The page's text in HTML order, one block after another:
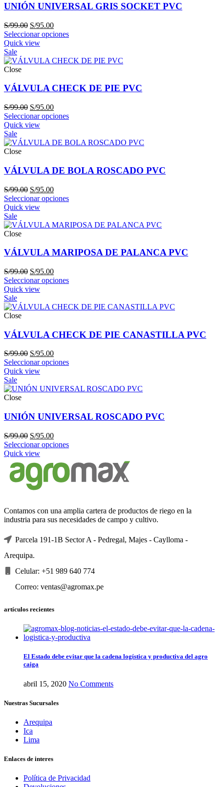
UNIÓN UNIVERSAL GRIS SOCKET PVC
S/99.00 El
precio
original
S/99.00.
S/95.00El
precio
S/95.00.
Seleccionar opciones
Quick view
Sale
Close
VÁLVULA CHECK DE PIE PVC
S/99.00 El
precio
original
S/99.00.
S/95.00El
precio
S/95.00.
Seleccionar opciones
Quick view
Sale
Close
VÁLVULA DE BOLA ROSCADO PVC
S/99.00 El
precio
original
S/99.00.
S/95.00El
precio
S/95.00.
Seleccionar opciones
Quick view
Sale
Close
VÁLVULA MARIPOSA DE PALANCA PVC
S/99.00 El
precio
original
S/99.00.
S/95.00El
precio
S/95.00.
Seleccionar opciones
Quick view
Sale
Close
VÁLVULA CHECK DE PIE CANASTILLA PVC
S/99.00 El
precio
original
S/99.00.
S/95.00El
precio
S/95.00.
Seleccionar opciones
Quick view
Sale
Close
UNIÓN UNIVERSAL ROSCADO PVC
S/99.00 El
precio
original
era:
S/99.00.
S/95.00El
precio
es:
S/95.00.
Seleccionar opciones
Quick view
Contamos con una amplia cartera de productos de riego en la
industria para sus necesidades de campo y cultivo.
Parcela 191-1B Sector A - Pedregal, Majes - Caylloma -
Arequipa.
Celular: +51 989 640 774
Correo: ventas@agromax.pe
artículos recientes
El Estado debe evitar que la cadena logística y productiva del agro
caiga
abril 15, 2020 No Comments
Nuestras Sucursales
Arequipa
Ica
Lima
Enlaces de interes
Política de Privacidad